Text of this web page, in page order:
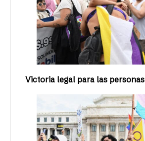
Victoria legal para las